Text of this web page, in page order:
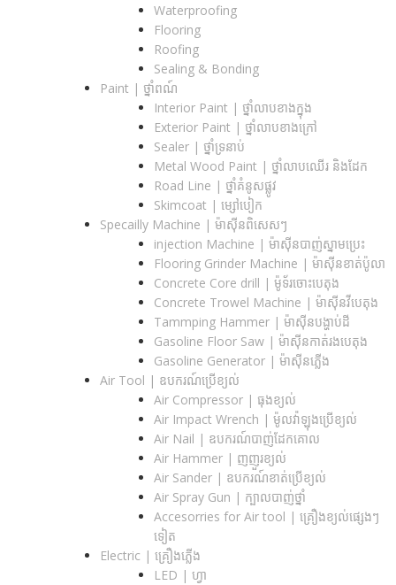
Waterproofing
Flooring
Roofing
Sealing & Bonding
Paint | ថ្នាំពណ៍
Interior Paint | ថ្នាំលាបខាងក្នុង
Exterior Paint | ថ្នាំលាបខាងក្រៅ
Sealer | ថ្នាំទ្រនាប់
Metal Wood Paint | ថ្នាំលាបឈើរ និងដែក
Road Line | ថ្នាំគំនូសផ្លូវ
Skimcoat | ម្សៅបៀក
Specailly Machine | ម៉ាស៊ីនពិសេសៗ
injection Machine | ម៉ាស៊ីនបាញ់ស្នាមប្រេះ
Flooring Grinder Machine | ម៉ាស៊ីនខាត់ប៉ូលា
Concrete Core drill | ម៉ូទ័រចោះបេតុង
Concrete Trowel Machine | ម៉ាស៊ីនវីបេតុង
Tammping Hammer | ម៉ាស៊ីនបង្ហាប់ដី
Gasoline Floor Saw | ម៉ាស៊ីនកាត់រងបេតុង
Gasoline Generator | ម៉ាស៊ីនភ្លើង
Air Tool | ឧបករណ៍ប្រើខ្យល់
Air Compressor | ធុងខ្យល់
Air Impact Wrench | ម៉ូលវ៉ាឡុងប្រើខ្យល់
Air Nail | ឧបករណ៍បាញ់ដែកគោល
Air Hammer | ញញួរខ្យល់
Air Sander | ឧបករណ៍ខាត់ប្រើខ្យល់
Air Spray Gun | ក្បាលបាញ់ថ្នាំ
Accesorries for Air tool | គ្រឿងខ្យល់ផ្សេងៗ
ទៀត
Electric | គ្រឿងភ្លើង
LED | ហ្វា